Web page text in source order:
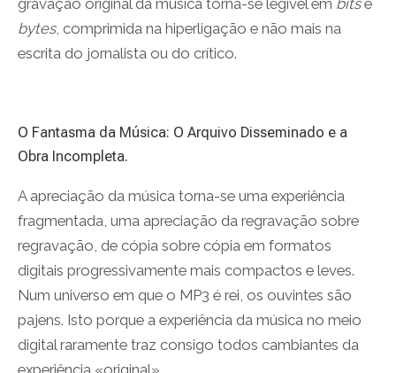
gravação original da música torna-se legível em bitse
bytes, comprimida na hiperligação e não mais na
escrita do jornalista ou do crítico.
O Fantasma da Música: O Arquivo Disseminado e a
Obra Incompleta.
A apreciação da música torna-se uma experiência
fragmentada, uma apreciação da regravação sobre
regravação, de cópia sobre cópia em formatos
digitais progressivamente mais compactos e leves.
Num universo em que o MP3 é rei, os ouvintes são
pajens. Isto porque a experiência da música no meio
digital raramente traz consigo todos cambiantes da
experiência «original».